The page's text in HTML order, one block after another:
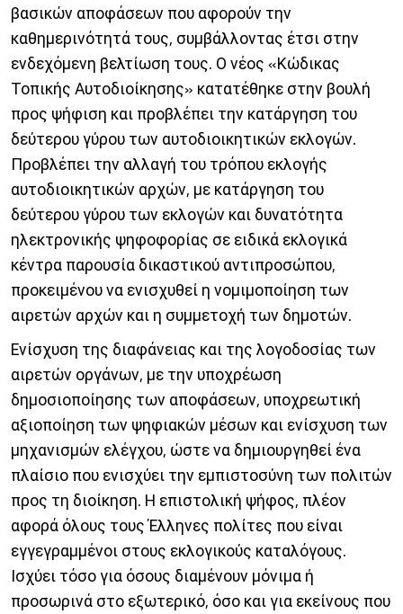
βασικών αποφάσεων που αφορούν την
καθημερινότητά τους, συμβάλλοντας έτσι στην
ενδεχόμενη βελτίωση τους. Ο νέος «Κώδικας
Τοπικής Αυτοδιοίκησης» κατατέθηκε στην βουλή
προς ψήφιση και προβλέπει την κατάργηση του
δεύτερου γύρου των αυτοδιοικητικών εκλογών.
Προβλέπει την αλλαγή του τρόπου εκλογής
αυτοδιοικητικών αρχών, με κατάργηση του
δεύτερου γύρου των εκλογών και δυνατότητα
ηλεκτρονικής ψηφοφορίας σε ειδικά εκλογικά
κέντρα παρουσία δικαστικού αντιπροσώπου,
προκειμένου να ενισχυθεί η νομιμοποίηση των
αιρετών αρχών και η συμμετοχή των δημοτών.
Ενίσχυση της διαφάνειας και της λογοδοσίας των
αιρετών οργάνων, με την υποχρέωση
δημοσιοποίησης των αποφάσεων, υποχρεωτική
αξιοποίηση των ψηφιακών μέσων και ενίσχυση των
μηχανισμών ελέγχου, ώστε να δημιουργηθεί ένα
πλαίσιο που ενισχύει την εμπιστοσύνη των πολιτών
προς τη διοίκηση. Η επιστολική ψήφος, πλέον
αφορά όλους τους Έλληνες πολίτες που είναι
εγγεγραμμένοι στους εκλογικούς καταλόγους.
Ισχύει τόσο για όσους διαμένουν μόνιμα ή
προσωρινά στο εξωτερικό, όσο και για εκείνους που